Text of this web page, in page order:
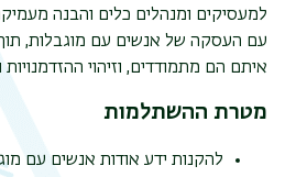
למעסיקים ומנהלים כלים והבנה
עם העסקה של אנשים עם מוגבלות,
איתם הם מתמודדים, וזיהוי ההזדמנויות
מטרת ההשתלמות
להקנות ידע אודות אנשים עם